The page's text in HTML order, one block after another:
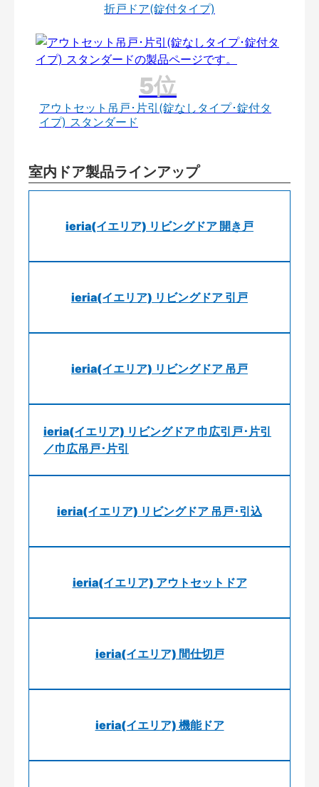
折戸ドア(錠付タイプ)
アウトセット吊戸･片引(錠なしタイプ･錠付タ
イプ) スタンダード
室内ドア製品ラインアップ
ieria(イエリア) リビングドア 開き戸
ieria(イエリア) リビングドア 引戸
ieria(イエリア) リビングドア 吊戸
ieria(イエリア) リビングドア 巾広引戸･片引
／巾広吊戸･片引
ieria(イエリア) リビングドア 吊戸･引込
ieria(イエリア) アウトセットドア
ieria(イエリア) 間仕切戸
ieria(イエリア) 機能ドア